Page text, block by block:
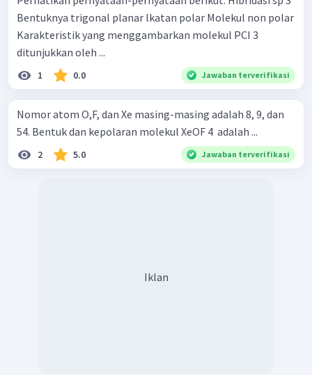
Bentuknya trigonal planar lkatan polar Molekul non polar
Karakteristik yang menggambarkan molekul PCI 3 ​
ditunjukkan oleh ...
1 0.0 Jawaban terverifikasi
Nomor atom O,F, dan Xe masing-masing adalah 8, 9, dan
54. Bentuk dan kepolaran molekul XeOF 4 ​ adalah ...
2 5.0 Jawaban terverifikasi
Iklan